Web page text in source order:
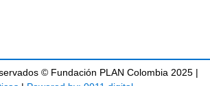
© Fundación PLAN Colombia 2025 |